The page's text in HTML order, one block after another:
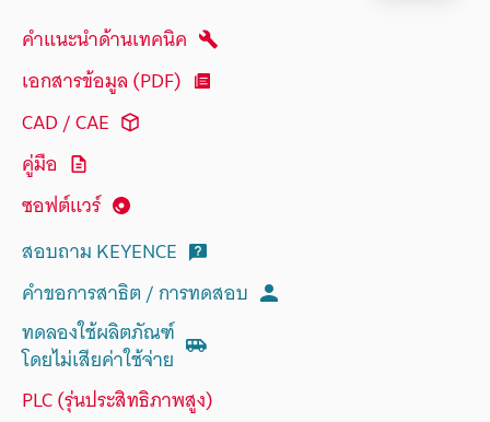
คำแนะนำด้านเทคนิค
เอกสารข้อมูล (PDF)
CAD / CAE
คู่มือ
ซอฟต์แวร์
สอบถาม KEYENCE
คำขอการสาธิต / การทดสอบ
ทดลองใช้ผลิตภัณฑ์
โดยไม่เสียค่าใช้จ่าย
PLC (รุ่นประสิทธิภาพสูง)